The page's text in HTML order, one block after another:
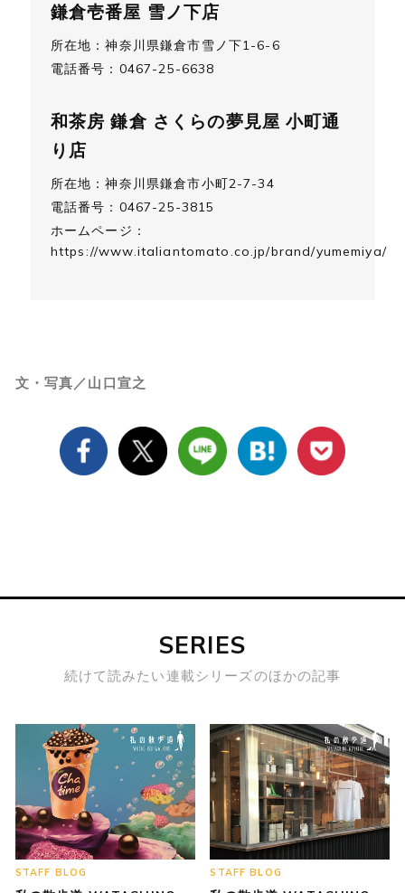
鎌倉壱番屋 雪ノ下店
所在地：神奈川県鎌倉市雪ノ下1-6-6
電話番号：0467-25-6638
和茶房 鎌倉 さくらの夢見屋 小町通
り店
所在地：神奈川県鎌倉市小町2-7-34
電話番号：0467-25-3815
ホームページ：
https://www.italiantomato.co.jp/brand/yumemiya/
文・写真／山口宣之
SERIES
続けて読みたい連載シリーズのほかの記事
STAFF BLOG STAFF BLOG